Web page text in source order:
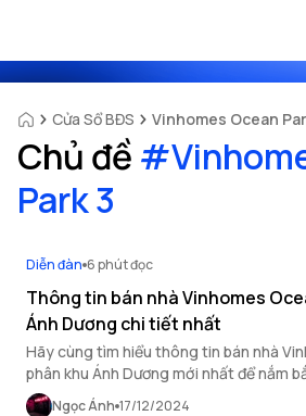
Cửa Sổ BĐS Vinhomes Ocean
Chủ đề #
Park 3
Diễn đàn 6 phút đọc
Thông tin bán nhà Vinhomes
Ánh Dương chi tiết nhất
Hãy cùng tìm hiểu thông tin bán nhà
phân khu Ánh Dương mới nhất để nắm
về giá bán và địa điểm ký gửi an toàn.
Ngọc Ánh 17/12/2024